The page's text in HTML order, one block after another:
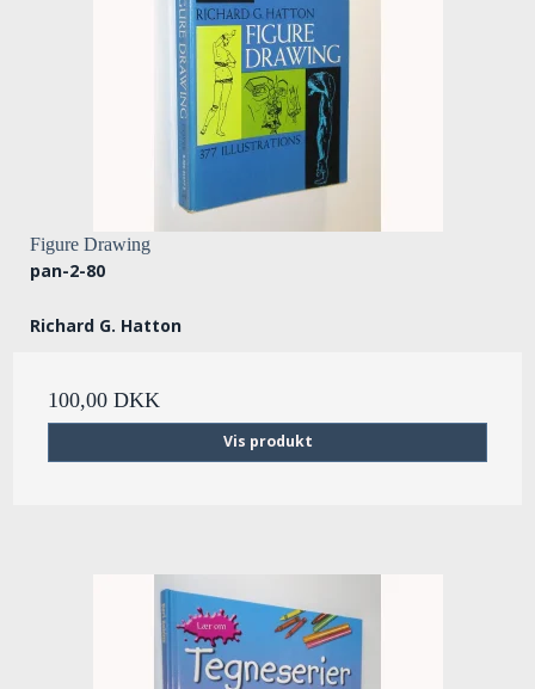
Figure Drawing
pan-2-80
Richard G. Hatton
100,00 DKK
Vis produkt